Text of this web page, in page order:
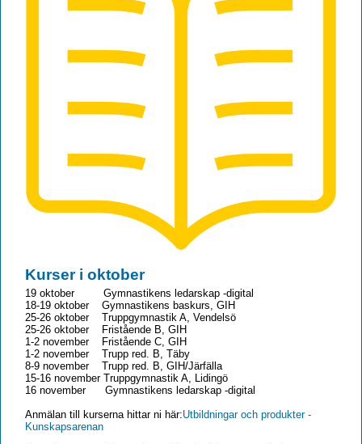
Kurser i oktober
19 oktober Gymnastikens ledarskap -digital
18-19 oktober Gymnastikens baskurs, GIH
25-26 oktober Truppgymnastik A, Vendelsö
25-26 oktober Fristående B, GIH
1-2 november Fristående C, GIH
1-2 november Trupp red. B, Täby
8-9 november Trupp red. B, GIH/Järfälla
15-16 november Truppgymnastik A, Lidingö
16 november Gymnastikens ledarskap -digital
Anmälan till kurserna hittar ni här:Utbildningar och produkter -
Kunskapsarenan